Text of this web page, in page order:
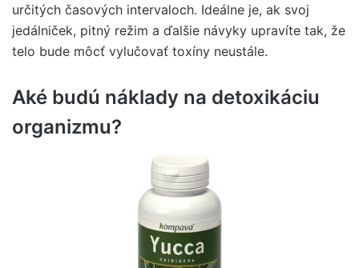
určitých časových intervaloch. Ideálne je, ak svoj
jedálniček, pitný režim a ďalšie návyky upravíte tak, že
telo bude môcť vylučovať toxíny neustále.
Aké budú náklady na detoxikáciu
organizmu?